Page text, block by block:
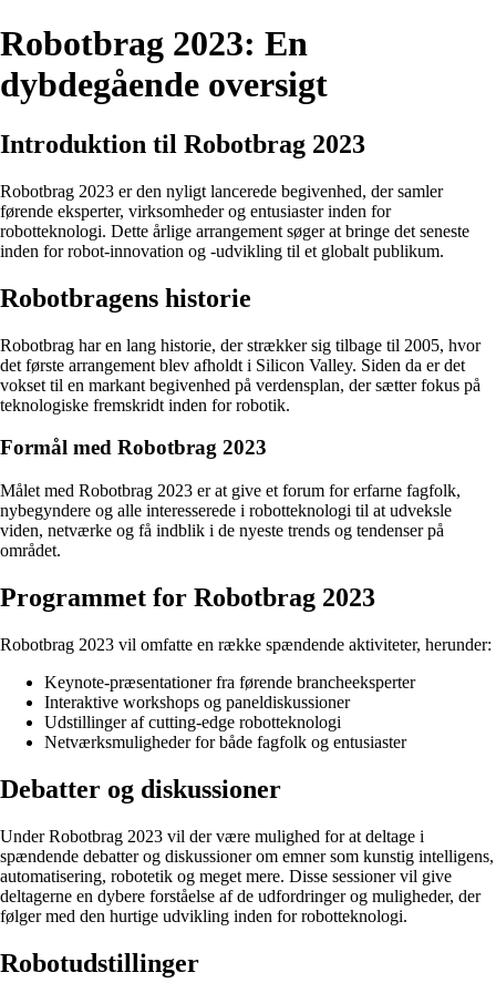
Robotbrag 2023: En
dybdegående oversigt
Introduktion til Robotbrag 2023
Robotbrag 2023 er den nyligt lancerede begivenhed, der samler
førende eksperter, virksomheder og entusiaster inden for
robotteknologi. Dette årlige arrangement søger at bringe det seneste
inden for robot-innovation og -udvikling til et globalt publikum.
Robotbragens historie
Robotbrag har en lang historie, der strækker sig tilbage til 2005, hvor
det første arrangement blev afholdt i Silicon Valley. Siden da er det
vokset til en markant begivenhed på verdensplan, der sætter fokus på
teknologiske fremskridt inden for robotik.
Formål med Robotbrag 2023
Målet med Robotbrag 2023 er at give et forum for erfarne fagfolk,
nybegyndere og alle interesserede i robotteknologi til at udveksle
viden, netværke og få indblik i de nyeste trends og tendenser på
området.
Programmet for Robotbrag 2023
Robotbrag 2023 vil omfatte en række spændende aktiviteter, herunder:
Keynote-præsentationer fra førende brancheeksperter
Interaktive workshops og paneldiskussioner
Udstillinger af cutting-edge robotteknologi
Netværksmuligheder for både fagfolk og entusiaster
Debatter og diskussioner
Under Robotbrag 2023 vil der være mulighed for at deltage i
spændende debatter og diskussioner om emner som kunstig intelligens,
automatisering, robotetik og meget mere. Disse sessioner vil give
deltagerne en dybere forståelse af de udfordringer og muligheder, der
følger med den hurtige udvikling inden for robotteknologi.
Robotudstillinger